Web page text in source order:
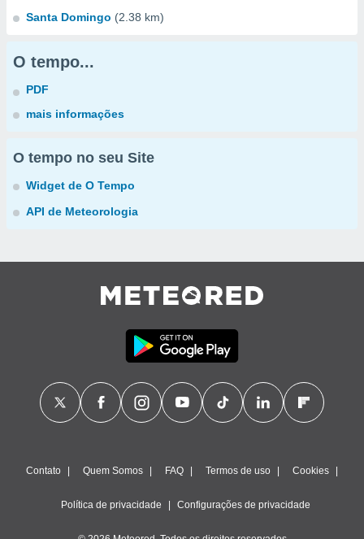
Santa Domingo (2.38 km)
O tempo...
PDF
mais informações
O tempo no seu Site
Widget de O Tempo
API de Meteorologia
Contato Quem Somos FAQ Termos de uso Cookies
Política de privacidade Configurações de privacidade